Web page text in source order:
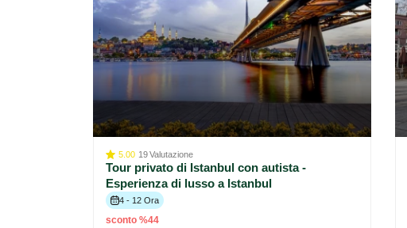
5.00 19Valutazione
Tour privato di Istanbul con autista -
Esperienza di lusso a Istanbul
4 - 12 Ora
sconto %44